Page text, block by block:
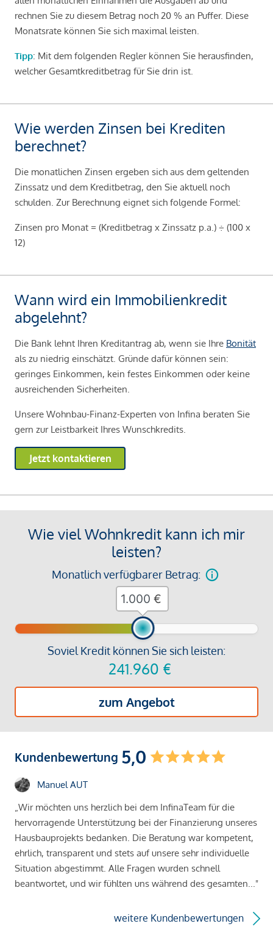
rechnen Sie zu diesem Betrag noch 20 % an Puffer. Diese
Monatsrate können Sie sich maximal leisten.
Tipp: Mit dem folgenden Regler können Sie herausfinden,
welcher Gesamtkreditbetrag für Sie drin ist.
Wie werden Zinsen bei Krediten
berechnet?
Die monatlichen Zinsen ergeben sich aus dem geltenden
Zinssatz und dem Kreditbetrag, den Sie aktuell noch
schulden. Zur Berechnung eignet sich folgende Formel:
Zinsen pro Monat = (Kreditbetrag x Zinssatz p.a.) ÷ (100 x
12)
Wann wird ein Immobilienkredit
abgelehnt?
Die Bank lehnt Ihren Kreditantrag ab, wenn sie Ihre Bonität
als zu niedrig einschätzt. Gründe dafür können sein:
geringes Einkommen, kein festes Einkommen oder keine
ausreichenden Sicherheiten.
Unsere Wohnbau-Finanz-Experten von Infina beraten Sie
gern zur Leistbarkeit Ihres Wunschkredits.
Jetzt kontaktieren
Wie viel Wohnkredit kann ich mir
leisten?
Monatlich verfügbarer Betrag:
Soviel Kredit können Sie sich leisten:
241.960 €
zum Angebot
€
Kundenbewertung 5,0
Manuel AUT
„Wir möchten uns herzlich bei dem InfinaTeam für die
hervorragende Unterstützung bei der Finanzierung unseres
Hausbauprojekts bedanken. Die Beratung war kompetent,
ehrlich, transparent und stets auf unsere sehr individuelle
Situation abgestimmt. Alle Fragen wurden schnell
beantwortet, und wir fühlten uns während des gesamten..."
weitere Kundenbewertungen